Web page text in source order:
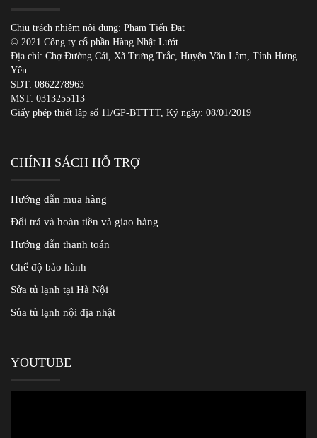
Chịu trách nhiệm nội dung: Phạm Tiến Đạt
© 2021 Công ty cổ phần Hàng Nhật Lướt
Địa chỉ: Chợ Đường Cái, Xã Trưng Trắc, Huyện Văn Lâm, Tỉnh Hưng
Yên
SDT: 0862278963
MST: 0313255113
Giấy phép thiết lập số 11/GP-BTTTT, Ký ngày: 08/01/2019
CHÍNH SÁCH HỖ TRỢ
Hướng dẫn mua hàng
Đổi trả và hoàn tiền và giao hàng
Hướng dẫn thanh toán
Chế độ bảo hành
Sửa tủ lạnh tại Hà Nội
Sủa tủ lạnh nội địa nhật
YOUTUBE